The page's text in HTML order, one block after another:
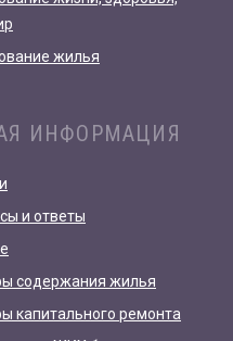
жилья
ИНФОРМАЦИЯ
и ответы
содержания жилья
капитального ремонта